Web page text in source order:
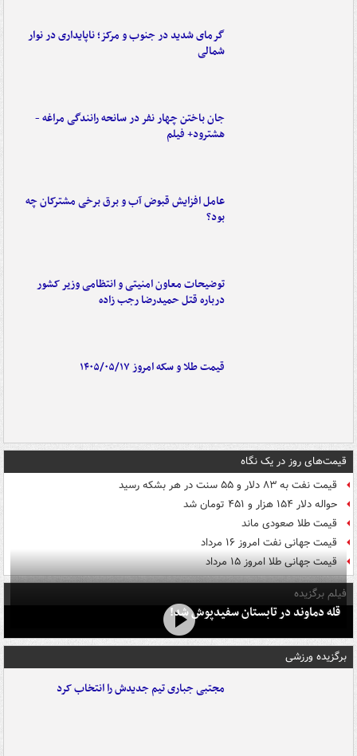
گرمای شدید در جنوب و مرکز؛ ناپایداری در نوار
شمالی
جان باختن چهار نفر در سانحه رانندگی مراغه -
هشترود+ فیلم
عامل افزایش قبوض آب و برق برخی مشترکان چه
بود؟
توضیحات معاون امنیتی و انتظامی وزیر کشور
درباره قتل حمیدرضا رجب زاده
قیمت طلا و سکه امروز ۱۴۰۵/۰۵/۱۷
قیمت‌های روز در یک نگاه
قیمت نفت به ۸۳ دلار و ۵۵ سنت در هر بشکه رسید
حواله دلار ۱۵۴ هزار و ۴۵۱ تومان شد
قیمت طلا صعودی ماند
قیمت جهانی نفت امروز ۱۶ مرداد
قیمت جهانی طلا امروز ۱۵ مرداد
فیلم برگزیده
قله دماوند در تابستان سفیدپوش شد!
برگزیده ورزشی
مجتبی جباری تیم جدیدش را انتخاب کرد